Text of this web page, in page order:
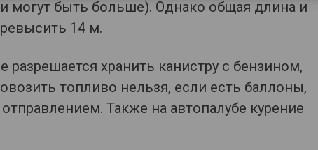
могут быть больше). Однако общая длина и
14 м.
разрешается хранить канистру с бензином,
топливо нельзя, если есть баллоны,
Также на автопалубе курение